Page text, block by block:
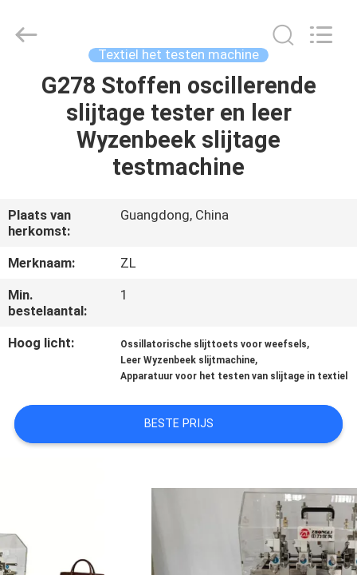
HUIS
PRODUCTEN
ONGEVEER
ONS
FABRIEKSREIS
KWALITEITSCONTROLE
CONTACTEER
ONS
VERZOEK
Technology
Textiel het testen machine
G278 Stoffen oscillerende
slijtage tester en leer
Wyzenbeek slijtage
testmachine
Plaats van
herkomst:
Guangdong, China
Merknaam:
ZL
Min.
bestelaantal:
1
Hoog licht: Ossillatorische slijttoets voor weefsels,
Leer Wyzenbeek slijtmachine,
Apparatuur voor het testen van slijtage in textiel
BESTE PRIJS